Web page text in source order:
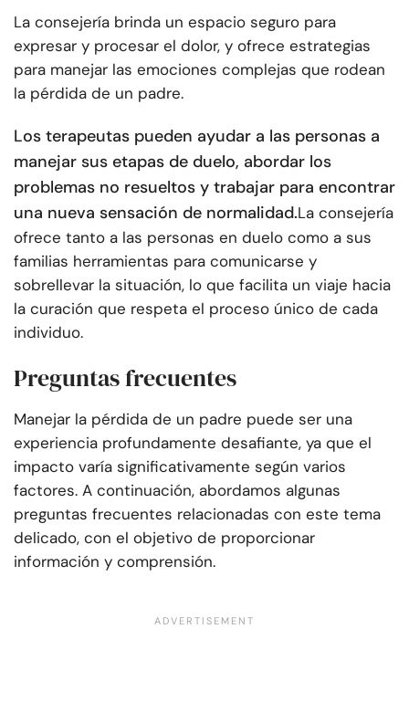
La consejería brinda un espacio seguro para
expresar y procesar el dolor, y ofrece estrategias
para manejar las emociones complejas que rodean
la pérdida de un padre.
Los terapeutas pueden ayudar a las personas a
manejar sus etapas de duelo, abordar los
problemas no resueltos y trabajar para encontrar
una nueva sensación de normalidad.La consejería
ofrece tanto a las personas en duelo como a sus
familias herramientas para comunicarse y
sobrellevar la situación, lo que facilita un viaje hacia
la curación que respeta el proceso único de cada
individuo.
Preguntas frecuentes
Manejar la pérdida de un padre puede ser una
experiencia profundamente desafiante, ya que el
impacto varía significativamente según varios
factores. A continuación, abordamos algunas
preguntas frecuentes relacionadas con este tema
delicado, con el objetivo de proporcionar
información y comprensión.